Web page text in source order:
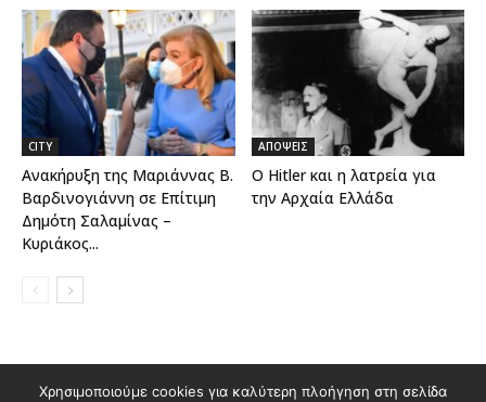
CITY
Ανακήρυξη της Μαριάννας Β.
Βαρδινογιάννη σε Επίτιμη
Δημότη Σαλαμίνας –
Κυριάκος...
ΑΠΟΨΕΙΣ
Ο Hitler και η λατρεία για
την Αρχαία Ελλάδα
Διαφημιστείτε στο Polis Magazino
Χρησιμοποιούμε cookies για καλύτερη πλοήγηση στη σελίδα